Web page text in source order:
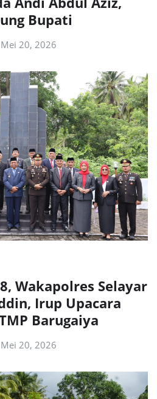
Bupati
Mei 20, 2026
Wakapolres Selayar
Irup Upacara
Barugaiya
Mei 20, 2026